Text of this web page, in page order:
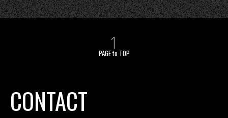
PAGE to TOP
CONTACT